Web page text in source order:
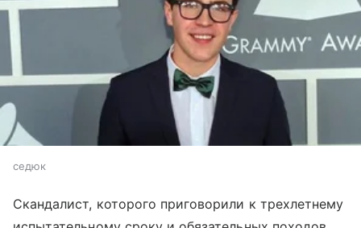
седюк
Скандалист, которого приговорили к трехлетнему